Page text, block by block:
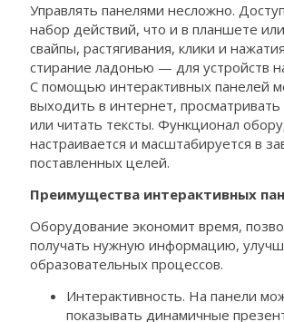
Управлять панелями несложно.
набор действий, что и в планшете
свайпы, растягивания, клики и
стирание ладонью — для устройств
С помощью интерактивных панелей
выходить в интернет,
или читать тексты. Функционал
настраивается и масштабируется в
поставленных целей.
Преимущества интерактивных
Оборудование экономит время,
получать нужную информацию,
образовательных процессов.
Интерактивность. На панели
показывать динамичные